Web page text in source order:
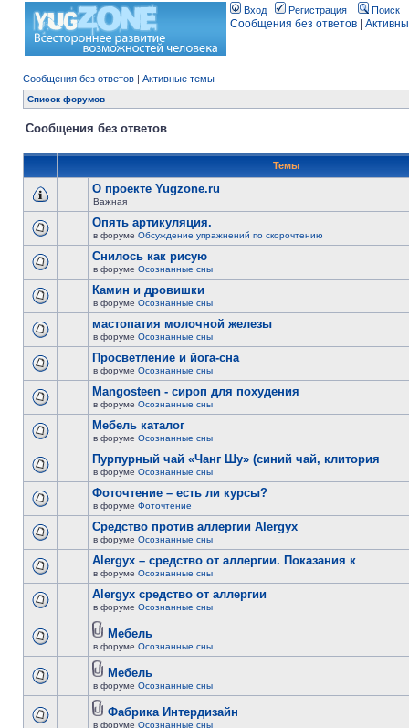
Вход Регистрация Поиск
Сообщения без ответов
Сообщения без ответов | Активные темы
Список форумов
Сообщения без ответов
Темы
О проекте Yugzone.ru
Важная
Опять артикуляция.
в форуме Обсуждение упражнений по скорочтению
Снилось как рисую
в форуме Осознанные сны
Камин и дровишки
в форуме Осознанные сны
мастопатия молочной железы
в форуме Осознанные сны
Просветление и йога-сна
в форуме Осознанные сны
Mangosteen - сироп для похудения
в форуме Осознанные сны
Мебель каталог
в форуме Осознанные сны
Пурпурный чай «Чанг Шу» (синий чай, клитория
в форуме Осознанные сны
Фоточтение – есть ли курсы?
в форуме Фоточтение
Cредство против аллергии Alergyx
в форуме Осознанные сны
Alergyx – средство от аллергии. Показания к
в форуме Осознанные сны
Alergyx средство от аллергии
в форуме Осознанные сны
Мебель
в форуме Осознанные сны
Мебель
в форуме Осознанные сны
Фабрика Интердизайн
в форуме Осознанные сны